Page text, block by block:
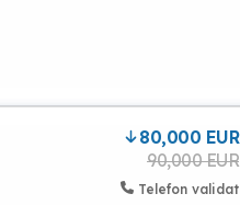
80,000 EUR
90,000 EUR
Telefon validat